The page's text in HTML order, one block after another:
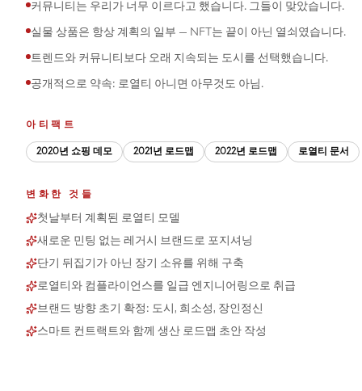
커뮤니티는 우리가 너무 이르다고 했습니다. 그들이 맞았습니다.
실물 상품은 항상 계획의 일부 — NFT는 끝이 아닌 열쇠였습니다.
트렌드와 커뮤니티보다 오래 지속되는 도시를 선택했습니다.
공개적으로 약속: 로열티 아니면 아무것도 아님.
아티팩트
2020년 쇼핑 데모 2021년 로드맵 2022년 로드맵 로열티 문서
변화한 것들
첫날부터 계획된 로열티 모델
새로운 민팅 없는 레거시 브랜드로 포지셔닝
단기 뒤집기가 아닌 장기 소유를 위해 구축
로열티와 컴플라이언스를 일급 엔지니어링으로 취급
브랜드 방향 초기 확정: 도시, 희소성, 장인정신
스마트 컨트랙트와 함께 생산 로드맵 초안 작성